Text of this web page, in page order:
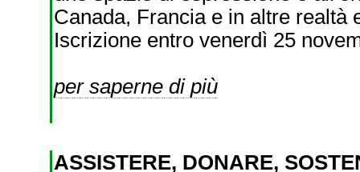
Canada, Francia e in altre realtà
Iscrizione entro venerdì 25
per saperne di più
ASSISTERE, DONARE,